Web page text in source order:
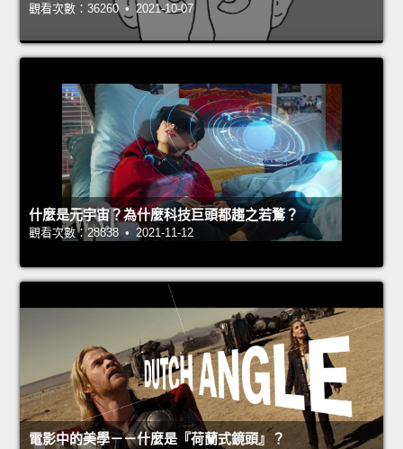
觀看次數：36260 • 2021-10-07
什麼是元宇宙？為什麼科技巨頭都趨之若鶩？
觀看次數：28838 • 2021-11-12
電影中的美學－－什麼是『荷蘭式鏡頭』？